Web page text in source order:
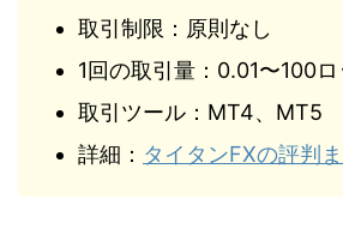
取引制限：原則なし
1回の取引量：0.01〜100ロ
取引ツール：MT4、MT5
詳細： タイタンFXの評判